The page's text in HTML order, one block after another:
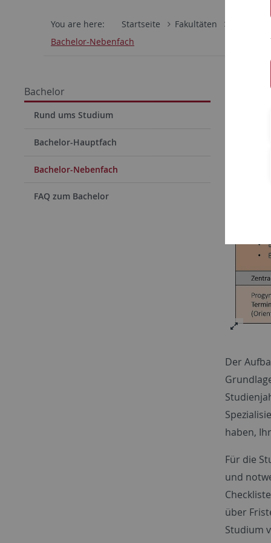
You are here: Startseite Fakultäten
Bachelor-Nebenfach
Bachelor
Rund ums Studium
Bachelor-Hauptfach
Bachelor-Nebenfach
FAQ zum Bachelor
Der
haben,
Für die
und
über
Studium